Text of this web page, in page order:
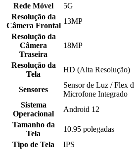
Rede Móvel
5G
Resolução da
Câmera Frontal
13MP
Resolução da
Câmera
Traseira
18MP
Resolução da
Tela
HD (Alta Resolução)
Sensores
Sensor de Luz / Flex
Microfone Integrado
Sistema
Operacional
Android 12
Tamanho da
Tela
10.95 polegadas
Tipo de Tela
IPS